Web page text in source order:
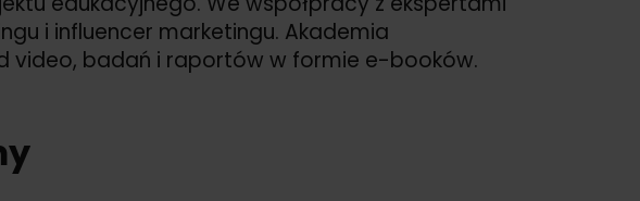
i influencer marketingu. Akademia
video, badań i raportów w formie e-booków.